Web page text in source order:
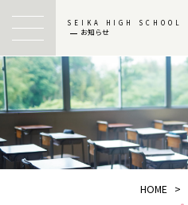
SEIKA HIGH SCHOOL
お知らせ
HOME >